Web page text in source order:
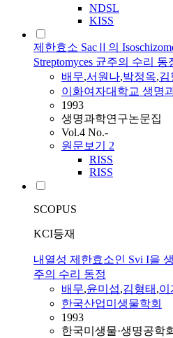
NDSL
KISS
제한효소 SacⅡ의
Streptomyces 균주의 수리 동
배무,서원나,박정옥,김
이화여자대학교 생명
1993
생명과학연구논문집
Vol.4 No.-
원문보기 2
RISS
RISS
SCOPUS
KCI등재
내열성 제한효소인 Svi I을
주의 수리 동정
배무,윤미섭,김형태 ,이
한국산업미생물학회
1993
한국미생물·생명공학